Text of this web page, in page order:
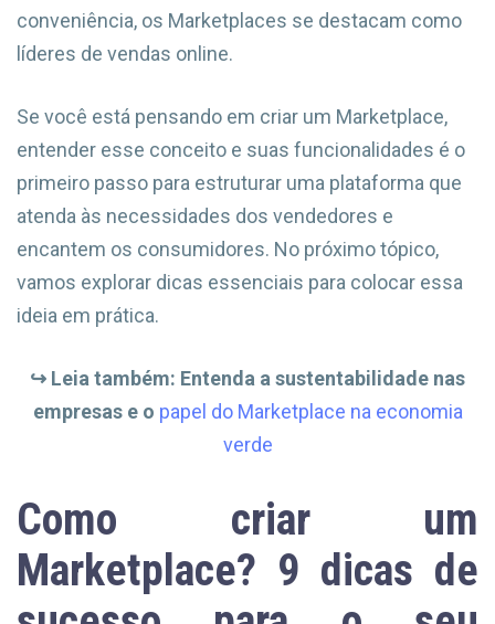
conveniência, os Marketplaces se destacam como
líderes de vendas online.
Se você está pensando em criar um Marketplace,
entender esse conceito e suas funcionalidades é o
primeiro passo para estruturar uma plataforma que
atenda às necessidades dos vendedores e
encantem os consumidores. No próximo tópico,
vamos explorar dicas essenciais para colocar essa
ideia em prática.
↪ ︎ Leia também: Entenda a sustentabilidade nas
empresas e o papel do Marketplace na economia
verde
Como criar um
Marketplace? 9 dicas de